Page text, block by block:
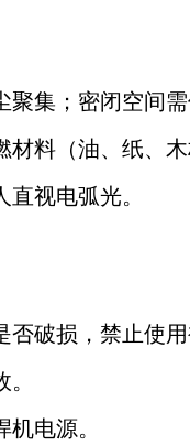
集；密闭空间需
料（油、纸、木
视电弧光。
破损，禁止使用
电源。